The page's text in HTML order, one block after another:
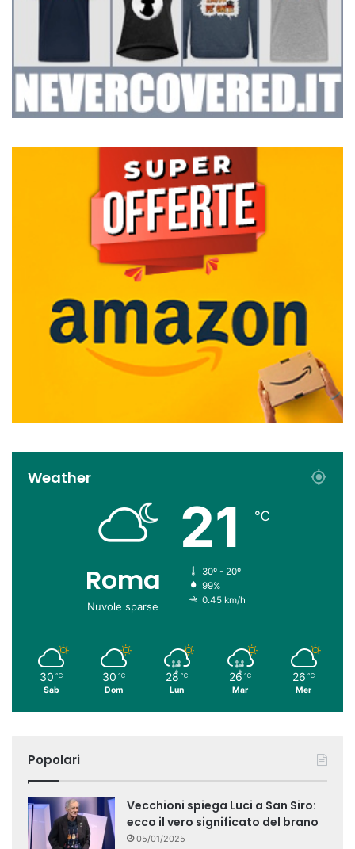
Weather
Roma
Nuvole sparse
21 ℃
30º - 20º
99%
0.45 km/h
30 ℃
Sab
30 ℃
Dom
28 ℃
Lun
26 ℃
Mar
26 ℃
Mer
Popolari
Vecchioni spiega Luci a San Siro:
ecco il vero significato del brano
05/01/2025